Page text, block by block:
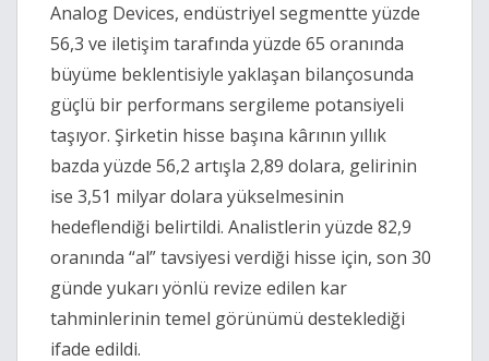
Analog Devices, endüstriyel segmentte yüzde
56,3 ve iletişim tarafında yüzde 65 oranında
büyüme beklentisiyle yaklaşan bilançosunda
güçlü bir performans sergileme potansiyeli
taşıyor. Şirketin hisse başına kârının yıllık
bazda yüzde 56,2 artışla 2,89 dolara, gelirinin
ise 3,51 milyar dolara yükselmesinin
hedeflendiği belirtildi. Analistlerin yüzde 82,9
oranında “al” tavsiyesi verdiği hisse için, son 30
günde yukarı yönlü revize edilen kar
tahminlerinin temel görünümü desteklediği
ifade edildi.